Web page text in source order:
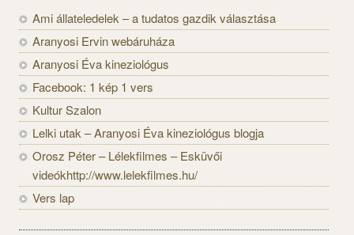
Ami állateledelek – a tudatos gazdik választása
Aranyosi Ervin webáruháza
Aranyosi Éva kineziológus
Facebook: 1 kép 1 vers
Kultur Szalon
Lelki utak – Aranyosi Éva kineziológus blogja
Orosz Péter – Lélekfilmes – Esküvői
videókhttp://www.lelekfilmes.hu/
Vers lap